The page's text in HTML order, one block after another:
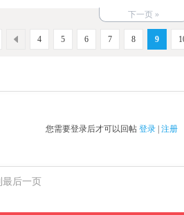
下一页 »
4 5 6 7 8 9
您需要登录后才可以回帖 登录 | 注册
最后一页